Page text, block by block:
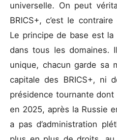
universelle. On peut
BRICS+, c’est le
Le principe de base est
dans tous les domaines.
unique, chacun garde sa
capitale des BRICS+, ni
présidence tournante
en 2025, après la Russie
a pas d’administration